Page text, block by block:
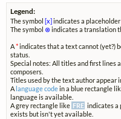
Legend:
The symbol[x]indicates a
The symbol ⊗indicates a translation
A*indicates that a text cannot (yet?)
status.
Special notes: All titles and first lines
composers.
Titles used by the text author appear
A language codein a blue rectangle
language is available.
A grey rectangle like FRE indicates a
exists but isn't yet available.